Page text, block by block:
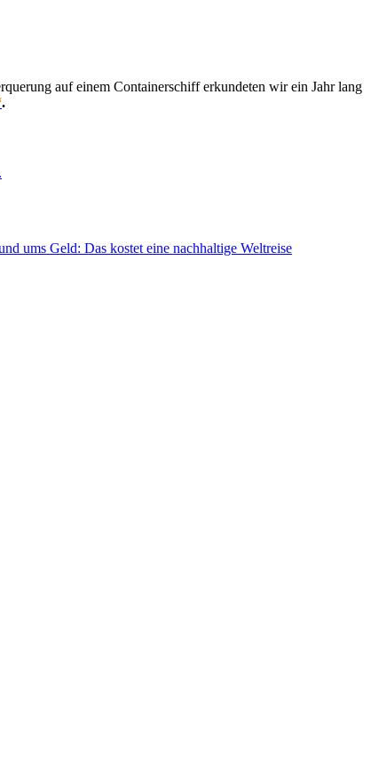
auf einem Containerschiff erkundeten wir ein Jahr lang
.